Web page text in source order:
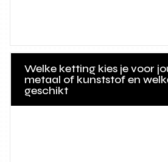
Welke ketting kies je voor
metaal of kunststof en
geschikt